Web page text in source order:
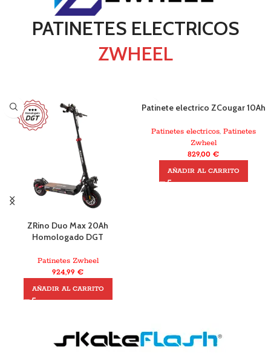
PATINETES ELECTRICOS
ZWHEEL
ZRino Duo Max 20Ah
Homologado DGT
Patinetes Zwheel
924,99 €
AÑADIR AL CARRITO
Patinete electrico ZCougar 10Ah
Patinetes electricos, Patinetes
Zwheel
829,00 €
AÑADIR AL CARRITO